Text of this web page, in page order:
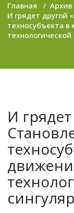
Главная /
И грядет другой
техносубъекта в
И